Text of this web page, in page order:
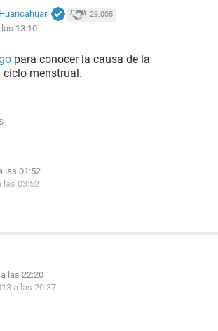
29.005
13:10
para conocer la causa de la
ciclo menstrual.
las 01:52
las 03:52
las 22:20
a las 20:37